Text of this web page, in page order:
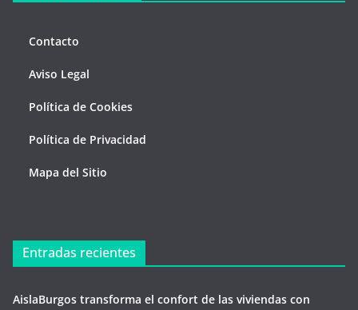
Contacto
Aviso Legal
Política de Cookies
Política de Privacidad
Mapa del Sitio
Entradas recientes
AislaBurgos transforma el confort de las viviendas con